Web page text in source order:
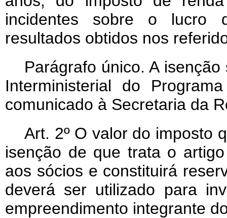
incidentes sobre o lucro
resultados obtidos nos
Parágrafo único. A
Interministerial do
comunicado à Secretaria da
Art. 2º O valor do imposto
isenção de que trata o
aos sócios e constituirá
deverá ser utilizado para
empreendimento integrante